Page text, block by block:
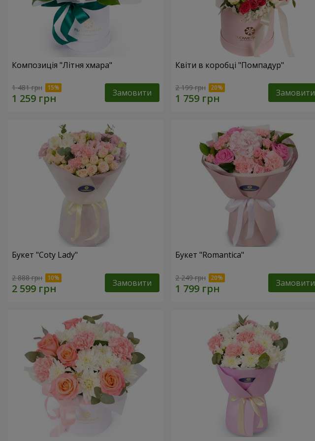
Композиція "Літня хмара"
1 481 грн Замовити
Квіти в коробці "Помпадур"
2 199 грн Замовити
Букет "Coty Lady"
2 888 грн Замовити
Букет "Romantica"
2 249 грн Замовити